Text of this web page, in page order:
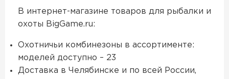
В интернет-магазине товаров для рыбалки и
охоты BigGame.ru:
Охотничьи комбинезоны в ассортименте:
моделей доступно – 23
Доставка в Челябинске и по всей России,